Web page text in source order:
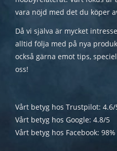
vara nöjd med det du köper
Då vi själva är mycket
alltid följa med på nya
också gärna emot tips,
oss!
Vårt betyg hos Trustpilot: 4.6/
Vårt betyg hos Google: 4.8/5
Vårt betyg hos Facebook: 98%